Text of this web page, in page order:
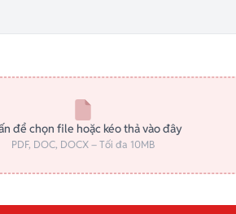
để chọn file hoặc kéo thả vào đây
PDF, DOC, DOCX – Tối đa 10MB